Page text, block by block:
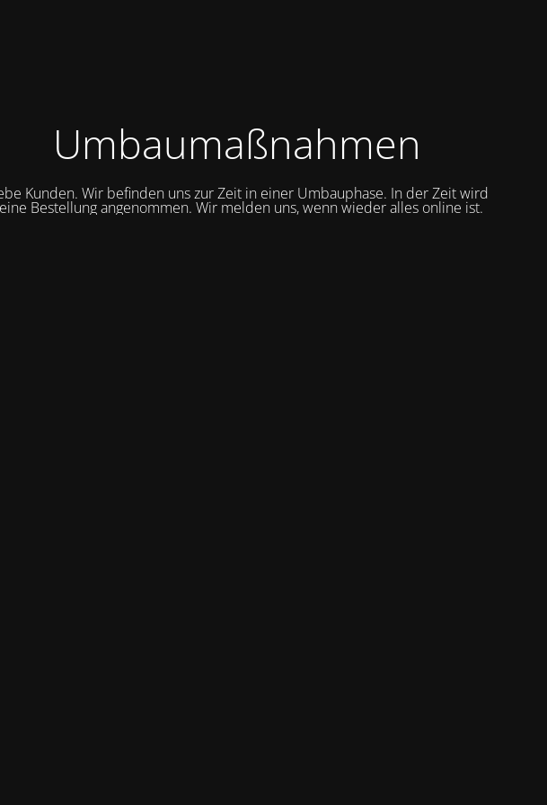
Umbaumaßnahmen
Kunden. Wir befinden uns zur Zeit in einer Umbauphase. In der Zeit wird
Bestellung angenommen. Wir melden uns, wenn wieder alles online ist.